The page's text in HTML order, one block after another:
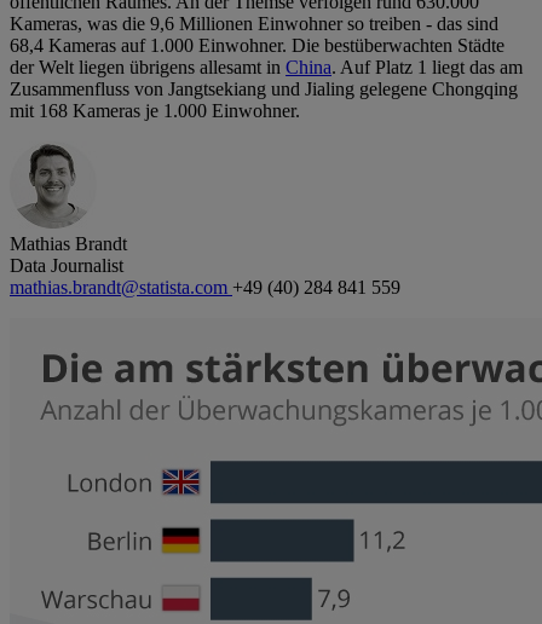
Kameras, was die 9,6 Millionen Einwohner so treiben - das sind
68,4 Kameras auf 1.000 Einwohner. Die bestüberwachten Städte
der Welt liegen übrigens allesamt in China. Auf Platz 1 liegt das am
Zusammenfluss von Jangtsekiang und Jialing gelegene Chongqing
mit 168 Kameras je 1.000 Einwohner.
Mathias Brandt
Data Journalist
mathias.brandt@statista.com +49 (40) 284 841 559